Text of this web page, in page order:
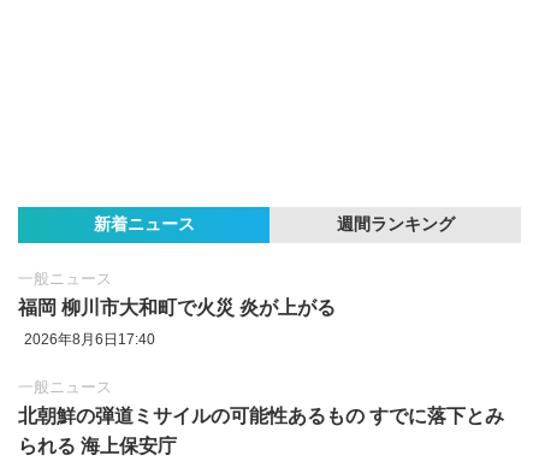
新着ニュース 週間ランキング
一般ニュース
福岡 柳川市大和町で火災 炎が上がる
2026年8月6日17:40
一般ニュース
北朝鮮の弾道ミサイルの可能性あるもの すでに落下とみ
られる 海上保安庁